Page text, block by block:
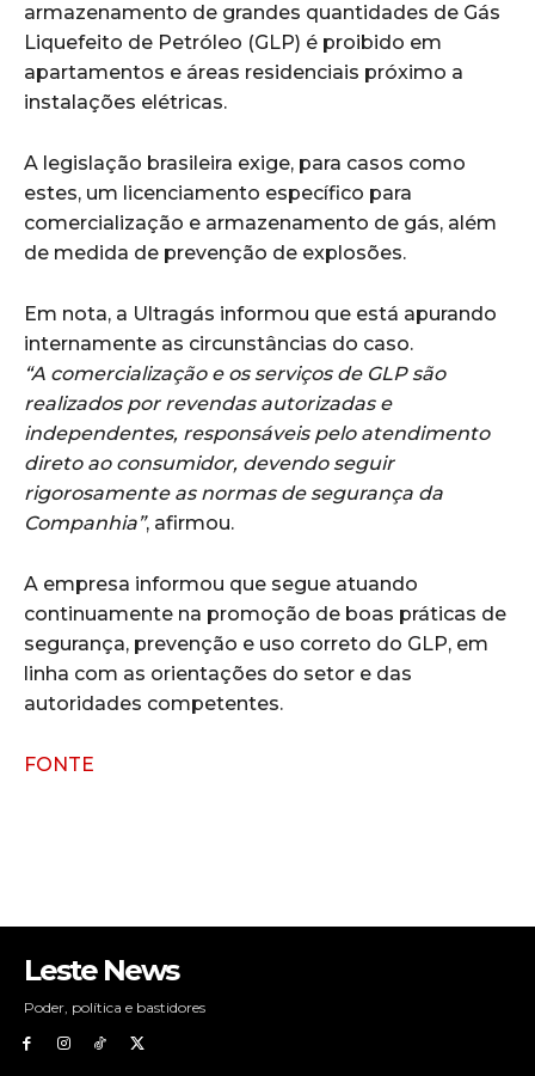
armazenamento de grandes quantidades de Gás
Liquefeito de Petróleo (GLP) é proibido em
apartamentos e áreas residenciais próximo a
instalações elétricas.
A legislação brasileira exige, para casos como
estes, um licenciamento específico para
comercialização e armazenamento de gás, além
de medida de prevenção de explosões.
Em nota, a Ultragás informou que está apurando
internamente as circunstâncias do caso.
“A comercialização e os serviços de GLP são
realizados por revendas autorizadas e
independentes, responsáveis pelo atendimento
direto ao consumidor, devendo seguir
rigorosamente as normas de segurança da
Companhia”, afirmou.
A empresa informou que segue atuando
continuamente na promoção de boas práticas de
segurança, prevenção e uso correto do GLP, em
linha com as orientações do setor e das
autoridades competentes.
FONTE
Leste News
Poder, política e bastidores